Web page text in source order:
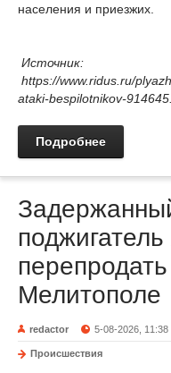
населения и приезжих.
Источник:
https://www.ridus.ru/
ataki-bespilotnikov-
Подробнее
Мелитополе
redactor 5-08-2026, 11:38
Происшествия